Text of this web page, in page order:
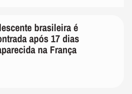
brasileira é
após 17 dias
na França